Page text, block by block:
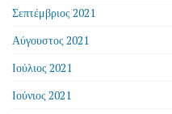
Σεπτέμβριος 2021
Αύγουστος 2021
Ιούλιος 2021
Ιούνιος 2021